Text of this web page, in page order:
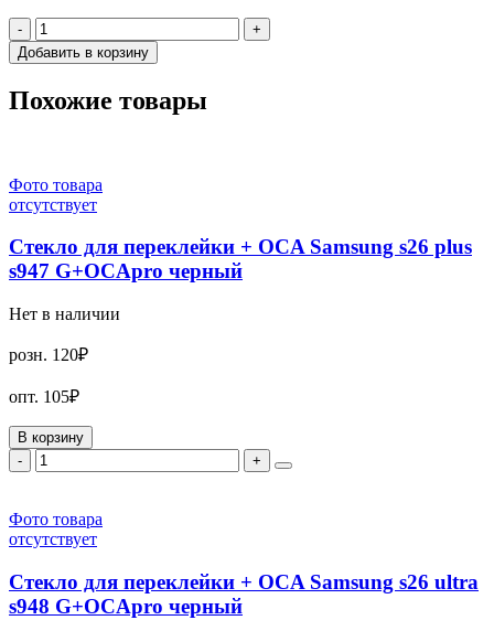
-
+
Добавить в корзину
Похожие товары
Фото товара
отсутствует
Стекло для переклейки + OCA Samsung s26 plus
s947 G+OCApro черный
Нет в наличии
розн. 120₽
опт. 105₽
В корзину
-
+
Фото товара
отсутствует
Стекло для переклейки + OCA Samsung s26 ultra
s948 G+OCApro черный